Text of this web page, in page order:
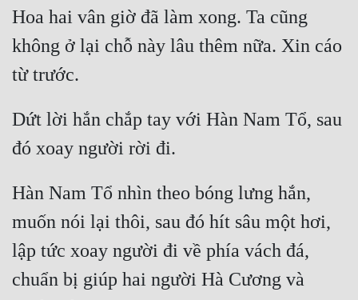
Hoa hai vân giờ đã làm xong. Ta cũng
không ở lại chỗ này lâu thêm nữa. Xin cáo
Dứt lời hắn chắp tay với Hàn Nam Tổ, sau
Hàn Nam Tổ nhìn theo bóng lưng hắn,
muốn nói lại thôi, sau đó hít sâu một hơi,
lập tức xoay người đi về phía vách đá,
chuẩn bị giúp hai người Hà Cương và